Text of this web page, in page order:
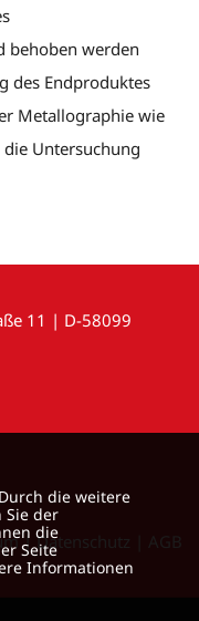
behoben werden
des Endproduktes
Metallographie wie
Untersuchung
11 | D-58099
|Datenschutz
die weitere
Sie der
die
Seite
Informationen